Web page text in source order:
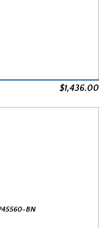
$1,436.00
BN